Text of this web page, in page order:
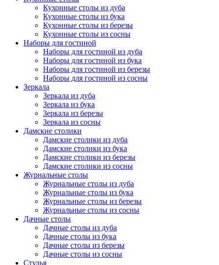
Кухонные столы из дуба
Кухонные столы из бука
Кухонные столы из березы
Кухонные столы из сосны
Наборы для гостиной
Наборы для гостиной из дуба
Наборы для гостиной из бука
Наборы для гостиной из березы
Наборы для гостиной из сосны
Зеркала
Зеркала из дуба
Зеркала из бука
Зеркала из березы
Зеркала из сосны
Дамские столики
Дамские столики из дуба
Дамские столики из бука
Дамские столики из березы
Дамские столики из сосны
Журнальные столы
Журнальные столы из дуба
Журнальные столы из бука
Журнальные столы из березы
Журнальные столы из сосны
Дачные столы
Дачные столы из дуба
Дачные столы из бука
Дачные столы из березы
Дачные столы из сосны
Стулья